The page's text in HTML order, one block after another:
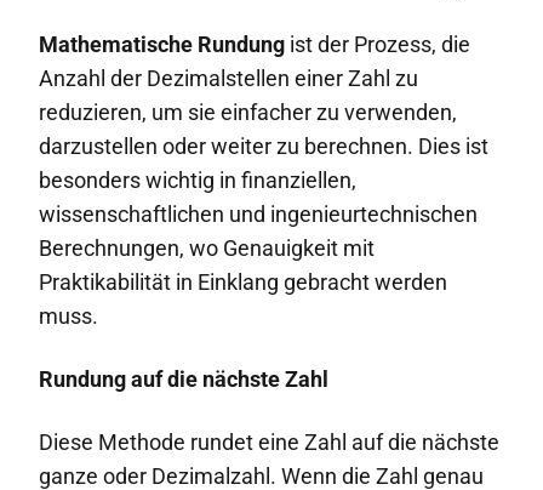
Mathematische Rundung ist der Prozess, die
Anzahl der Dezimalstellen einer Zahl zu
reduzieren, um sie einfacher zu verwenden,
darzustellen oder weiter zu berechnen. Dies ist
besonders wichtig in finanziellen,
wissenschaftlichen und ingenieurtechnischen
Berechnungen, wo Genauigkeit mit
Praktikabilität in Einklang gebracht werden
muss.
Rundung auf die nächste Zahl
Diese Methode rundet eine Zahl auf die nächste
ganze oder Dezimalzahl. Wenn die Zahl genau